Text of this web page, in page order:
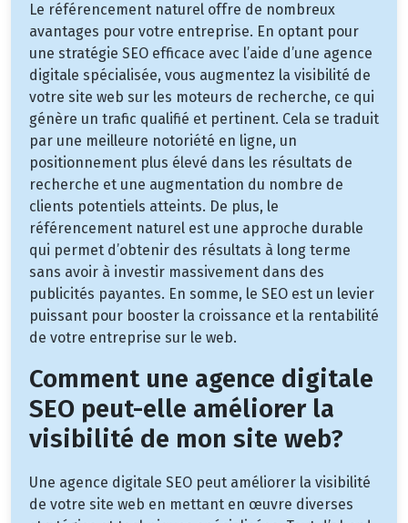
Le référencement naturel offre de nombreux
avantages pour votre entreprise. En optant pour
une stratégie SEO efficace avec l’aide d’une agence
digitale spécialisée, vous augmentez la visibilité de
votre site web sur les moteurs de recherche, ce qui
génère un trafic qualifié et pertinent. Cela se traduit
par une meilleure notoriété en ligne, un
positionnement plus élevé dans les résultats de
recherche et une augmentation du nombre de
clients potentiels atteints. De plus, le
référencement naturel est une approche durable
qui permet d’obtenir des résultats à long terme
sans avoir à investir massivement dans des
publicités payantes. En somme, le SEO est un levier
puissant pour booster la croissance et la rentabilité
de votre entreprise sur le web.
Comment une agence digitale
SEO peut-elle améliorer la
visibilité de mon site web?
Une agence digitale SEO peut améliorer la visibilité
de votre site web en mettant en œuvre diverses